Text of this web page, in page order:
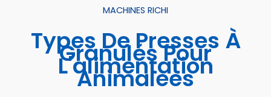
MACHINES RICHI
Types De Presses À
Granulés Pour
L'alimentation
AnimaleES